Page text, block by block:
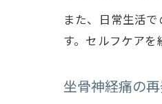
また、日常生活
す。セルフケアを
坐骨神経痛の